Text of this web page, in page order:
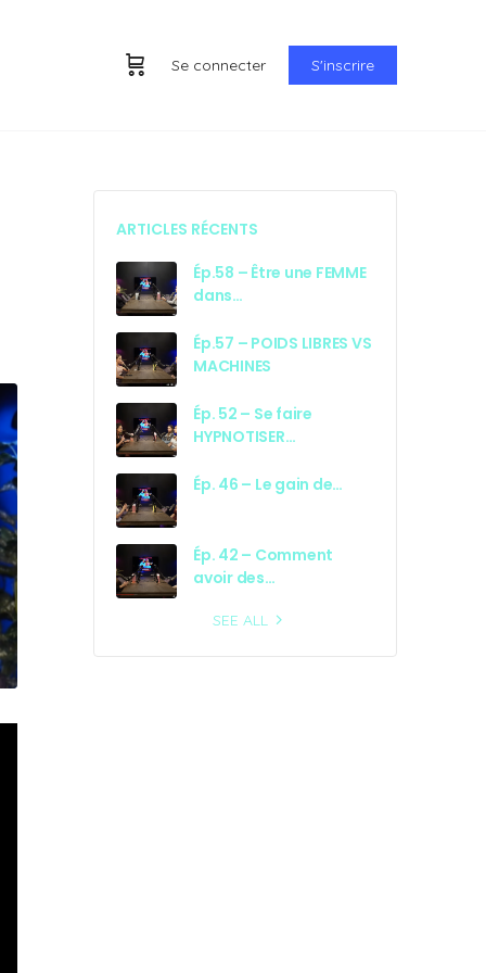
Se connecter S'inscrire
ARTICLES RÉCENTS
Ép.58 – Être une FEMME
dans…
Ép.57 – POIDS LIBRES VS
MACHINES
Ép. 52 – Se faire
HYPNOTISER…
Ép. 46 – Le gain de…
Ép. 42 – Comment
avoir des…
SEE ALL